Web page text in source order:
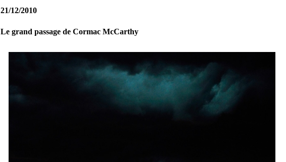
21/12/2010
Le grand passage de Cormac McCarthy